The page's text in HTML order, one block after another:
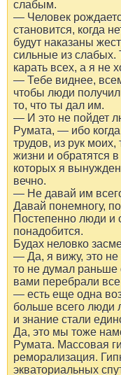
слабым.
— Человек
становится, когда
будут наказаны
сильные из слабых.
карать всех, а я не
— Тебе виднее,
чтобы люди
то, что ты дал им.
— И это не пойдет
Румата, — ибо
трудов, из рук моих,
жизни и обратятся
которых я
вечно.
— Не давай им
Давай понемногу,
Постепенно люди и
понадобится.
Будах неловко
— Да, я вижу, это не
то не думал
вами перебрали
— есть еще одна
больше всего люди
и знание стали
Да, это мы тоже
Румата. Массовая
реморализация.
экваториальных